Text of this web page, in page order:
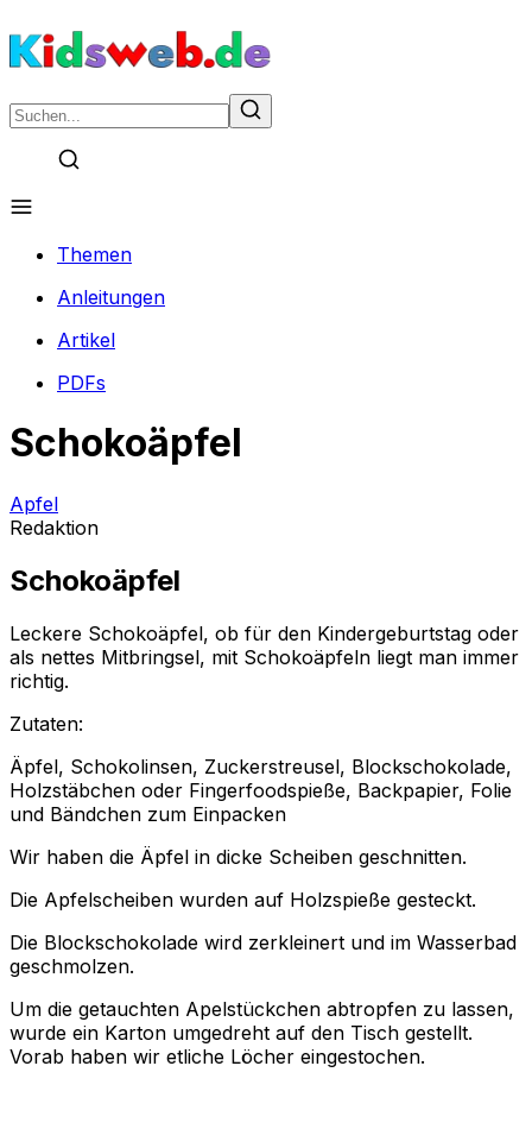
Themen
Anleitungen
Artikel
PDFs
Schokoäpfel
Apfel
Redaktion
Schokoäpfel
Leckere Schokoäpfel, ob für den Kindergeburtstag oder
als nettes Mitbringsel, mit Schokoäpfeln liegt man immer
richtig.
Zutaten:
Äpfel, Schokolinsen, Zuckerstreusel, Blockschokolade,
Holzstäbchen oder Fingerfoodspieße, Backpapier, Folie
und Bändchen zum Einpacken
Wir haben die Äpfel in dicke Scheiben geschnitten.
Die Apfelscheiben wurden auf Holzspieße gesteckt.
Die Blockschokolade wird zerkleinert und im Wasserbad
geschmolzen.
Um die getauchten Apelstückchen abtropfen zu lassen,
wurde ein Karton umgedreht auf den Tisch gestellt.
Vorab haben wir etliche Löcher eingestochen.